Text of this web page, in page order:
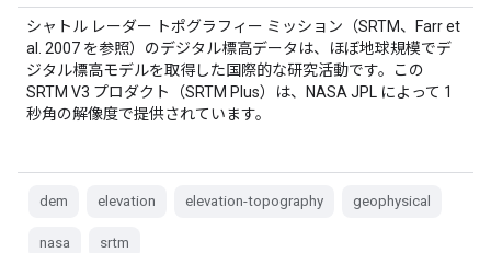
シャトル レーダー トポグラフィー ミッション（SRTM、Farr et
al. 2007 を参照）のデジタル標高データは、ほぼ地球規模でデ
ジタル標高モデルを取得した国際的な研究活動です。この
SRTM V3 プロダクト（SRTM Plus）は、NASA JPL によって 1
秒角の解像度で提供されています。
dem elevation elevation-topography geophysical
nasa srtm